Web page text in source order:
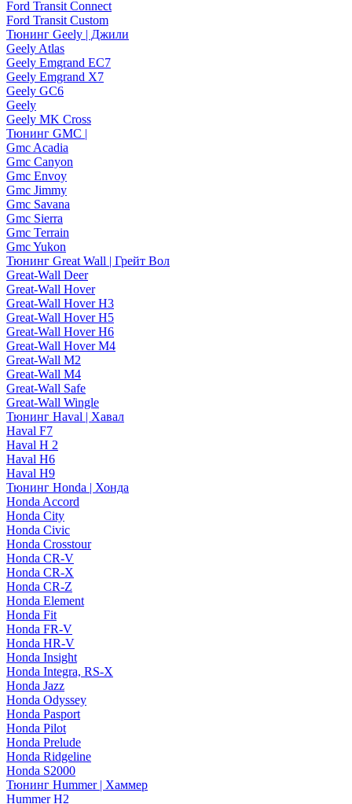
Ford Transit Connect
Ford Transit Custom
Тюнинг Geely | Джили
Geely Atlas
Geely Emgrand EC7
Geely Emgrand X7
Geely GC6
Geely
Geely MK Cross
Тюнинг GMC |
Gmc Acadia
Gmc Canyon
Gmc Envoy
Gmc Jimmy
Gmc Savana
Gmc Sierra
Gmc Terrain
Gmc Yukon
Тюнинг Great Wall | Грейт Вол
Great-Wall Deer
Great-Wall Hover
Great-Wall Hover H3
Great-Wall Hover H5
Great-Wall Hover H6
Great-Wall Hover M4
Great-Wall M2
Great-Wall M4
Great-Wall Safe
Great-Wall Wingle
Тюнинг Haval | Хавал
Haval F7
Haval H 2
Haval H6
Haval H9
Тюнинг Honda | Хонда
Honda Accord
Honda City
Honda Civic
Honda Crosstour
Honda CR-V
Honda CR-X
Honda CR-Z
Honda Element
Honda Fit
Honda FR-V
Honda HR-V
Honda Insight
Honda Integra, RS-X
Honda Jazz
Honda Odyssey
Honda Pasport
Honda Pilot
Honda Prelude
Honda Ridgeline
Honda S2000
Тюнинг Hummer | Хаммер
Hummer H2